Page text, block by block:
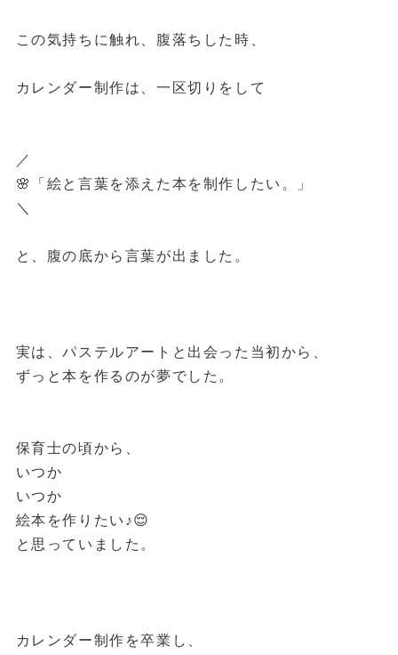
この気持ちに触れ、腹落ちした時、
カレンダー制作は、一区切りをして
／
🌸「絵と言葉を添えた本を制作したい。」
＼
と、腹の底から言葉が出ました。
実は、パステルアートと出会った当初から、
ずっと本を作るのが夢でした。
保育士の頃から、
いつか
いつか
絵本を作りたい♪😌
と思っていました。
カレンダー制作を卒業し、